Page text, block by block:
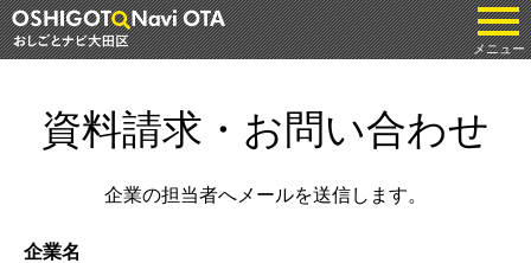
メニュー
資料請求・お問い合わせ
企業の担当者へメールを送信します。
企業名